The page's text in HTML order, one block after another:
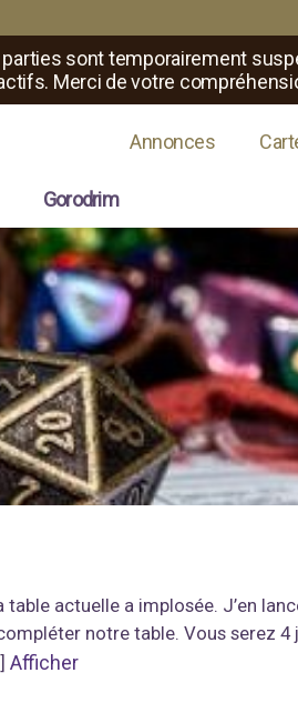
sont temporairement
Merci de votre
Annonces
Gorodrim
actuelle a implosée. J’en
notre table. Vous serez
Afficher